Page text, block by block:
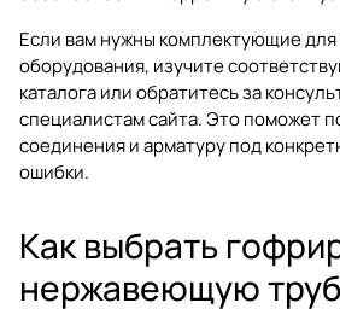
Если вам нужны комплектующие
оборудования, изучите
каталога или обратитесь за
специалистам сайта. Это поможет
соединения и арматуру под
ошибки.
Как выбрать
нержавеющую